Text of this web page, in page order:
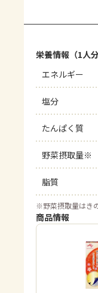
栄養情報（1人分
エネルギー
塩分
たんぱく質
野菜摂取量※
脂質
※野菜摂取量はき
商品情報